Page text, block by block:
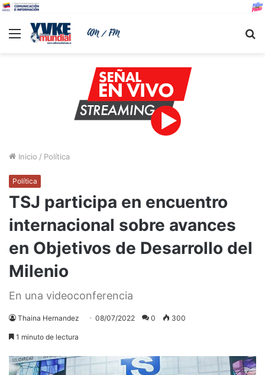
Menu
Inicio / Política
Política
TSJ participa en encuentro
internacional sobre avances
en Objetivos de Desarrollo del
Milenio
En una videoconferencia
Thaina Hernandez 08/07/2022 0 300
1 minuto de lectura